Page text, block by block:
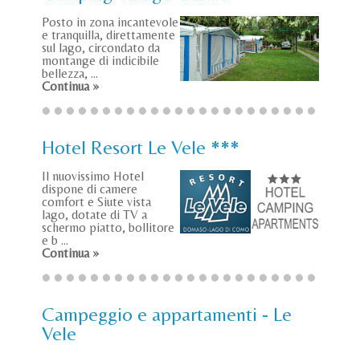
Posto in zona incantevole
e tranquilla, direttamente
sul lago, circondato da
montange di indicibile
bellezza, ...
Continua »
Hotel Resort Le Vele ***
Il nuovissimo Hotel
dispone di camere
comfort e Siute vista
lago, dotate di TV a
schermo piatto, bollitore
e b ...
Continua »
Campeggio e appartamenti - Le
Vele